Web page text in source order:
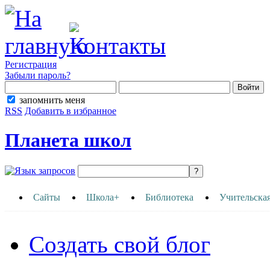
Регистрация
Забыли пароль?
запомнить меня
RSS Добавить в избранное
Планета школ
Сайты Школа+ Библиотека
Создать свой блог